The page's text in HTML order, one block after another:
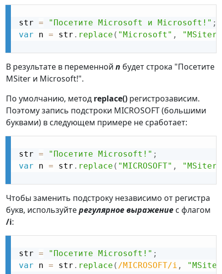
str = "Посетите Microsoft и Microsoft!" ;
var n = str . replace ( "Microsoft" , "MSiter"
В результате в переменной n будет строка "Посетите
MSiter и Microsoft!".
По умолчанию, метод replace() регистрозависим.
Поэтому запись подстроки MICROSOFT (большими
буквами) в следующем примере не сработает:
str = "Посетите Microsoft!" ;
var n = str . replace ( "MICROSOFT" , "MSiter"
Чтобы заменить подстроку независимо от регистра
букв, используйтерегулярное выражение с флагом
/i:
str = "Посетите Microsoft!" ;
var n = str . replace ( /MICROSOFT/i ,